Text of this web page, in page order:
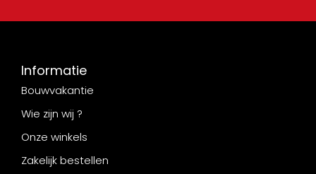
Informatie
Bouwvakantie
Wie zijn wij ?
Onze winkels
Zakelijk bestellen